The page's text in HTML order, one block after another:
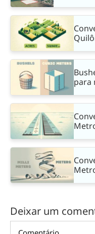
para
Deixar um